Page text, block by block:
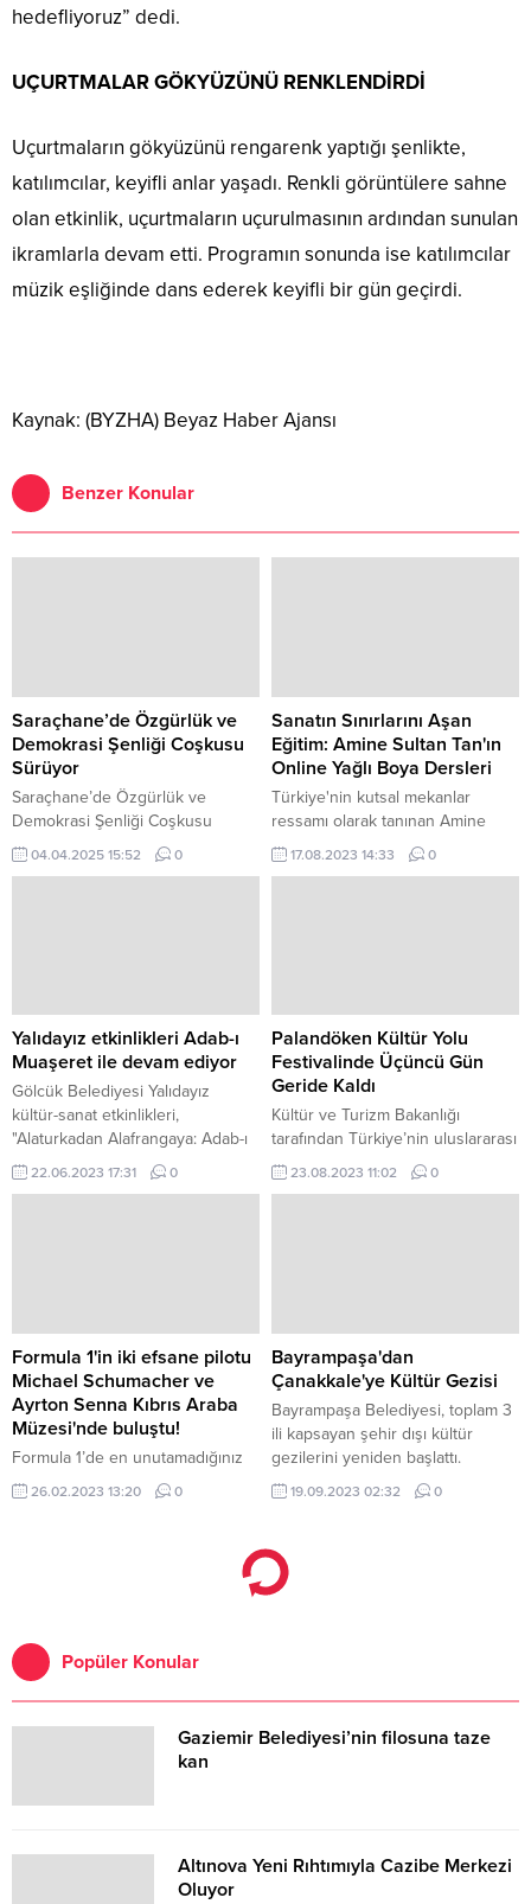
hedefliyoruz” dedi.
UÇURTMALAR GÖKYÜZÜNÜ RENKLENDİRDİ
Uçurtmaların gökyüzünü rengarenk yaptığı şenlikte,
katılımcılar, keyifli anlar yaşadı. Renkli görüntülere sahne
olan etkinlik, uçurtmaların uçurulmasının ardından sunulan
ikramlarla devam etti. Programın sonunda ise katılımcılar
müzik eşliğinde dans ederek keyifli bir gün geçirdi.
Kaynak: (BYZHA) Beyaz Haber Ajansı
Benzer Konular
Saraçhane’de Özgürlük ve
Demokrasi Şenliği Coşkusu
Sürüyor
Saraçhane’de Özgürlük ve
Demokrasi Şenliği Coşkusu
Sürüyor İstanbul Büyükşehir
Belediyesi’nin düzenlediği
04.04.2025 15:52 0
Sanatın Sınırlarını Aşan
Eğitim: Amine Sultan Tan'ın
Online Yağlı Boya Dersleri
Türkiye'nin kutsal mekanlar
ressamı olarak tanınan Amine
Sultan Tan, sadece sanat
eserleriyle değil, aynı zamanda
17.08.2023 14:33 0
Yalıdayız etkinlikleri Adab-ı
Muaşeret ile devam ediyor
Gölcük Belediyesi Yalıdayız
kültür-sanat etkinlikleri,
"Alaturkadan Alafrangaya: Adab-ı
Muaşeret" konulu söyleşi ile
devam edecek.
22.06.2023 17:31 0
Palandöken Kültür Yolu
Festivalinde Üçüncü Gün
Geride Kaldı
Kültür ve Turizm Bakanlığı
tarafından Türkiye’nin uluslararası
marka değerine katkıda bulunmak
üzere bu yıl 11 şehirde
23.08.2023 11:02 0
Formula 1'in iki efsane pilotu
Michael Schumacher ve
Ayrton Senna Kıbrıs Araba
Müzesi'nde buluştu!
Formula 1’de en unutamadığınız
pilot kimdir diye sorulsa,
cevabınız ne olur? Yakın dönemi
26.02.2023 13:20 0
Bayrampaşa'dan
Çanakkale'ye Kültür Gezisi
Bayrampaşa Belediyesi, toplam 3
ili kapsayan şehir dışı kültür
gezilerini yeniden başlattı.
19.09.2023 02:32 0
Popüler Konular
Gaziemir Belediyesi’nin filosuna taze
kan
Altınova Yeni Rıhtımıyla Cazibe Merkezi
Oluyor